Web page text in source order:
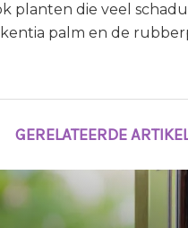
planten die veel
kentia palm en de
GERELATEERDE